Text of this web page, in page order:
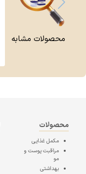
محصولات مشابه
محصولات
مکمل غذایی
مراقبت پوست و
مو
بهداشتی